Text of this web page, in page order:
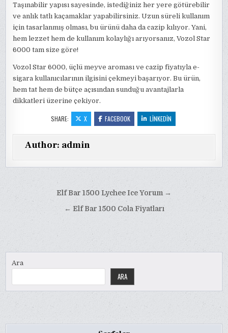
Taşınabilir yapısı sayesinde, istediğiniz her yere götürebilir
ve anlık tatlı kaçamaklar yapabilirsiniz. Uzun süreli kullanım
için tasarlanmış olması, bu ürünü daha da cazip kılıyor. Yani,
hem lezzet hem de kullanım kolaylığı arıyorsanız, Vozol Star
6000 tam size göre!
Vozol Star 6000, üçlü meyve aroması ve cazip fiyatıyla e-
sigara kullanıcılarının ilgisini çekmeyi başarıyor. Bu ürün,
hem tat hem de bütçe açısından sunduğu avantajlarla
dikkatleri üzerine çekiyor.
SHARE: X FACEBOOK LINKEDIN
Author: admin
gezinmesi
Elf Bar 1500 Lychee Ice Yorum →
← Elf Bar 1500 Cola Fiyatları
Ara
ARA